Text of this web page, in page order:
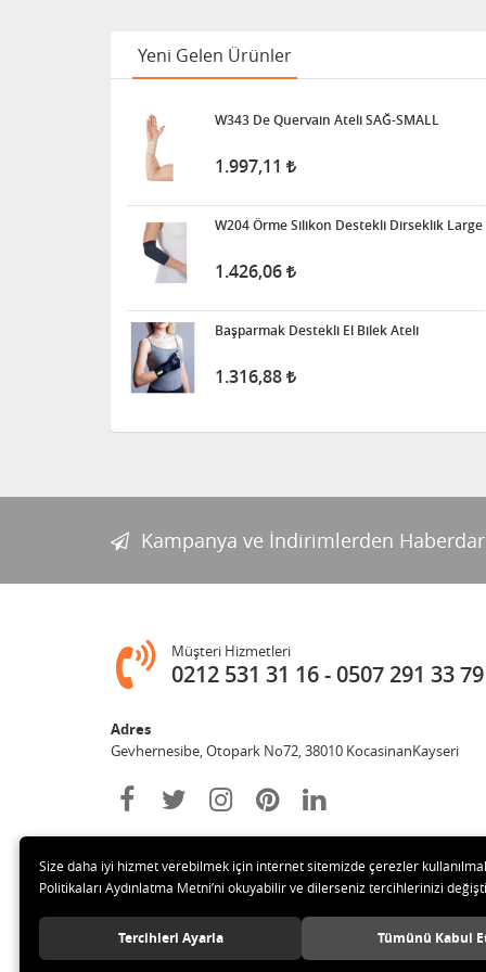
Süspansuvar Külodu
Medikalcim Klozet
Tutunma Barı
8.598,47
Klozet Tutunma Destek
11.915,63
Yeni Gelen Ürünler
W343 De Quervain Ateli SAĞ-SMALL
1.997,11
W204 Örme Silikon Destekli Dirseklik Large
1.426,06
Başparmak Destekli El Bilek Ateli
1.316,88
Kampanya ve İndirimlerden
Müşteri Hizmetleri
0212 531 31 16 0507 291 33 79
Adres
Gevhernesibe, Otopark No72, 38010 KocasinanKayseri
© 2020 Çağrı Medikal Tekerlekli Sandalye Mağazası Tüm
Size daha iyi hizmet verebilmek için internet sitemizde çerezler
Politikaları Aydınlatma Metni’ni okuyabilir ve dilerseniz tercihlerinizi
Tercihleri Ayarla Tümünü Kabul